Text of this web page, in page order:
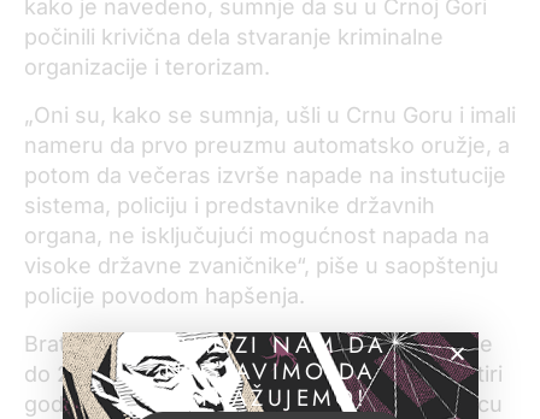
kako je navedeno, sumnje da su u Crnoj Gori
počinili krivična dela stvaranje kriminalne
organizacije i terorizam.
„Oni su, kako se sumnja, ušli u Crnu Goru i imali
nameru da prvo preuzmu automatsko oružje, a
potom da večeras izvrše napade na instutucije
sistema, policiju i predstavnike državnih
organa, ne isključujući mogućnost napada na
visoke državne zvaničnike“, piše u saopštenju
policije povodom hapšenja.
Bratislav Dikić bio je komandant Žandarmerije
do 2013. godine kada je smenjen. Tokom četiri
godine koliko je bio na čelu, ovu elitnu jedinicu
POMOZI NAM DA
NASTAVIMO DA
ISTRAŽUJEMO!